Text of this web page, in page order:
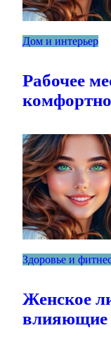
Дом и интерьер
Рабочее
Здоровье и
Женское
влияющие